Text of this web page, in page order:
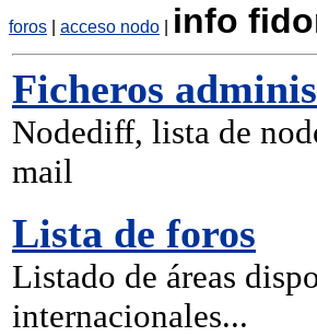
foros acceso nodo info
Ficheros
Nodediff, lista de
mail
Lista de foros
Listado de áreas
internacionales...